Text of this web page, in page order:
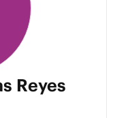
Reyes